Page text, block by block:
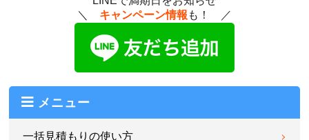
＼ キャンペーン情報 も！ ／
メニュー
一括見積もりの使い方